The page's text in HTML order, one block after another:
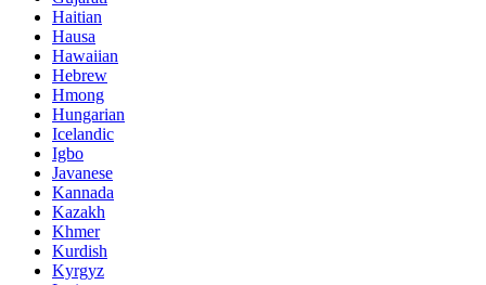
Haitian
Hausa
Hawaiian
Hebrew
Hmong
Hungarian
Icelandic
Igbo
Javanese
Kannada
Kazakh
Khmer
Kurdish
Kyrgyz